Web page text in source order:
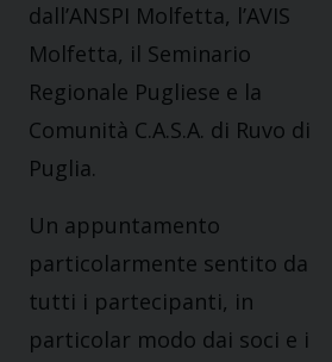
dall’ANSPI Molfetta, l’AVIS
Molfetta, il Seminario
Regionale Pugliese e la
Comunità C.A.S.A. di Ruvo di
Puglia.
Un appuntamento
particolarmente sentito da
tutti i partecipanti, in
particolar modo dai soci e i